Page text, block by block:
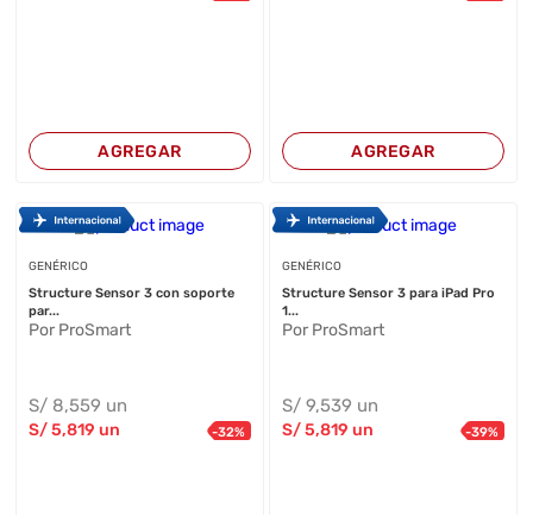
AGREGAR AGREGAR
GENÉRICO
Structure Sensor 3 con soporte
par...
Por ProSmart
S/ 8,559 un
S/5,819 un -32%
GENÉRICO
Structure Sensor 3 para iPad Pro
1...
Por ProSmart
S/ 9,539 un
S/5,819 un -39%